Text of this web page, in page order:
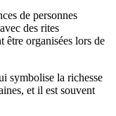
de personnes
des rites
être organisées lors de
symbolise la richesse
et il est souvent